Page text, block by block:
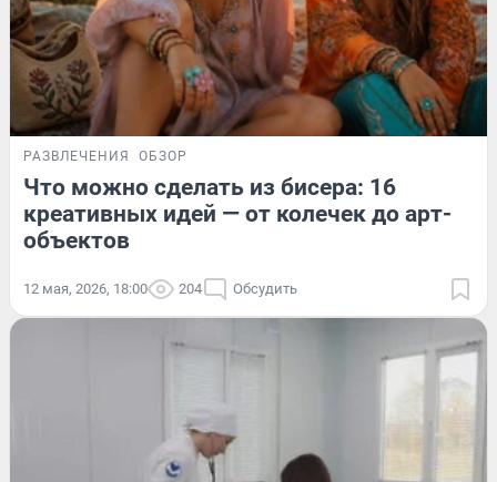
РАЗВЛЕЧЕНИЯ ОБЗОР
Что можно сделать из бисера: 16
креативных идей — от колечек до арт-
объектов
12 мая, 2026, 18:00 204 Обсудить